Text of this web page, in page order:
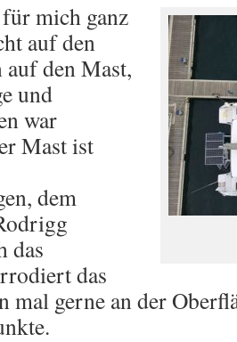
mich ganz
auf den
den Mast,
und
war
Mast ist
dem
das
das
mal gerne an der